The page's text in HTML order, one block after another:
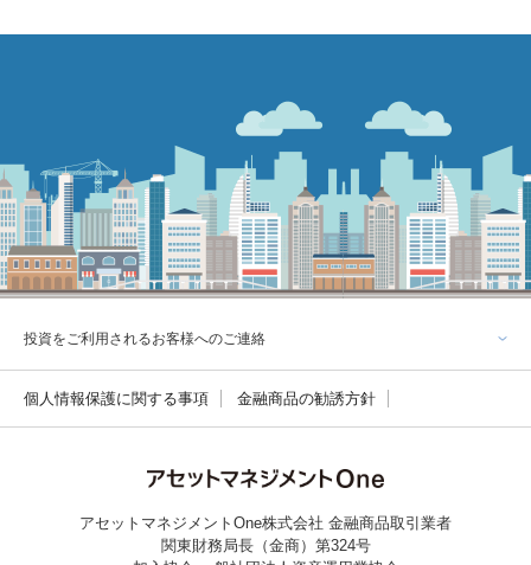
投資をご利用されるお客様へのご連絡
個人情報保護に関する事項 金融商品の勧誘方針
アセットマネジメントOne株式会社 金融商品取引業者
関東財務局長（金商）第324号